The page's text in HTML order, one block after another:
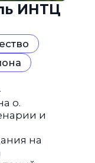
ИНТЦ
о.
и
на